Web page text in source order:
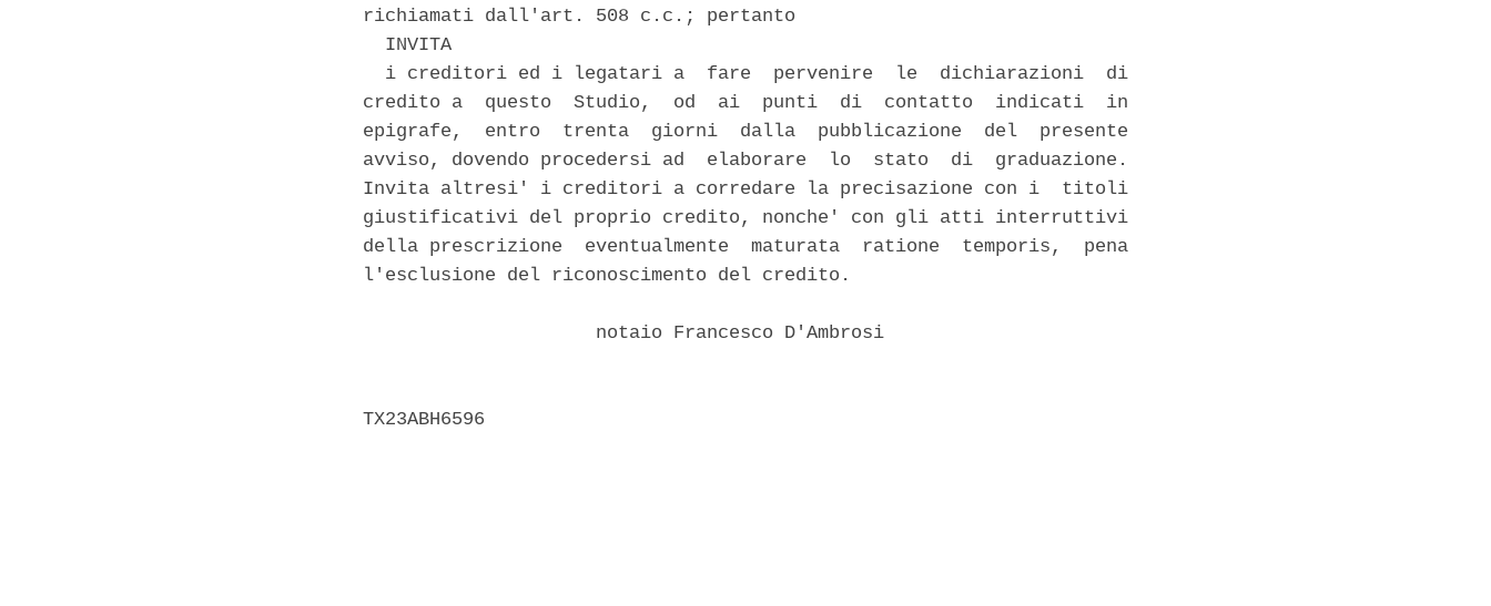
richiamati dall'art. 508 c.c.; pertanto
  INVITA
  i creditori ed i legatari a  fare  pervenire  le  dichiarazioni  di
credito a  questo  Studio,  od  ai  punti  di  contatto  indicati  in
epigrafe,  entro  trenta  giorni  dalla  pubblicazione  del  presente
avviso, dovendo procedersi ad  elaborare  lo  stato  di  graduazione.
Invita altresi' i creditori a corredare la precisazione con i  titoli
giustificativi del proprio credito, nonche' con gli atti interruttivi
della prescrizione  eventualmente  maturata  ratione  temporis,  pena
l'esclusione del riconoscimento del credito.
                     notaio Francesco D'Ambrosi